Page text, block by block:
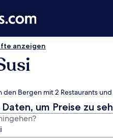
anzeigen
den Bergen mit 2 Restaurants
um Preise zu